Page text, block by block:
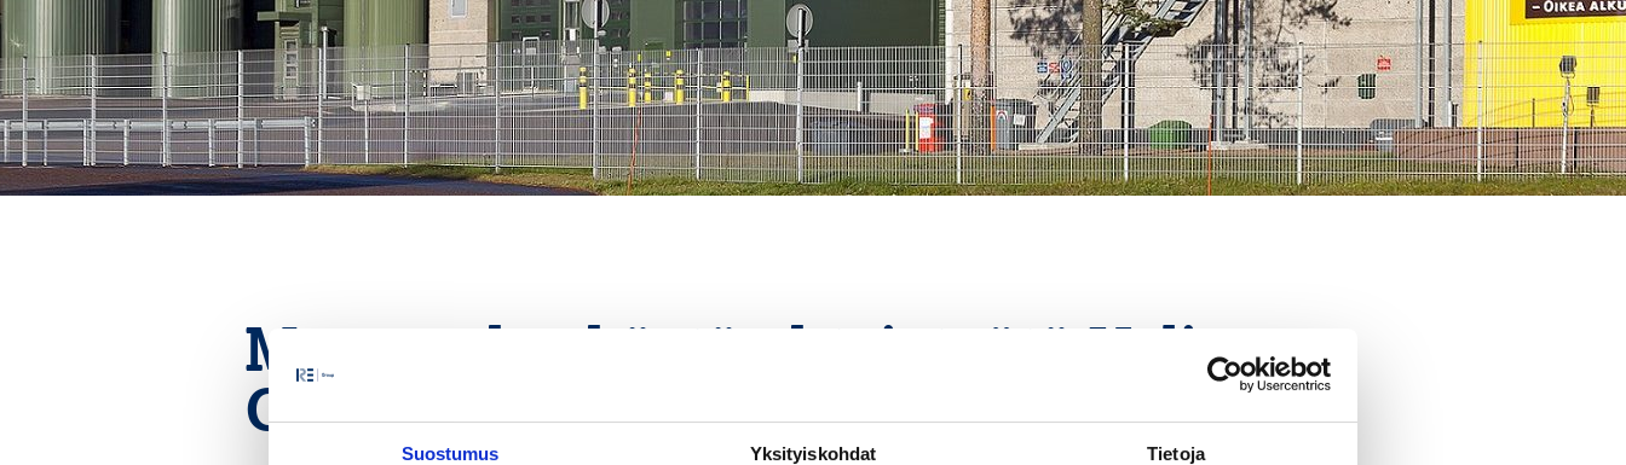
Suostumus Yksityiskohdat Tietoja
Menestyksekästä yhteistyötä Valio
Oy:n kanssa